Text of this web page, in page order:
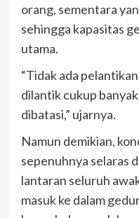
orang, sementara
sehingga kapasitas
utama.
“Tidak ada
dilantik cukup
dibatasi,” ujarnya.
Namun demikian,
sepenuhnya selaras
lantaran seluruh
masuk ke dalam